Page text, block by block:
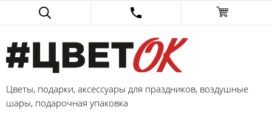
Цветы, подарки, аксессуары для праздников, воздушные
шары, подарочная упаковка